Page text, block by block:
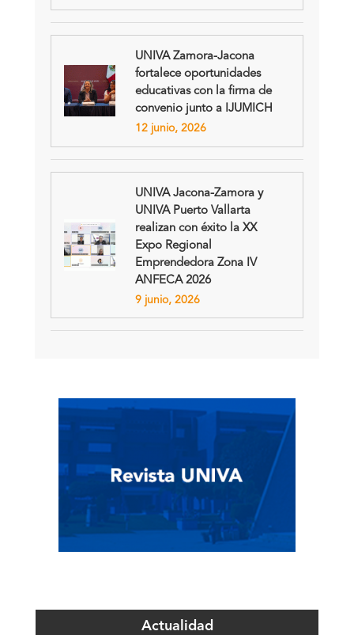
UNIVA Zamora-Jacona
fortalece oportunidades
educativas con la firma de
convenio junto a IJUMICH
12 junio, 2026
UNIVA Jacona-Zamora y
UNIVA Puerto Vallarta
realizan con éxito la XX
Expo Regional
Emprendedora Zona IV
ANFECA 2026
9 junio, 2026
Actualidad